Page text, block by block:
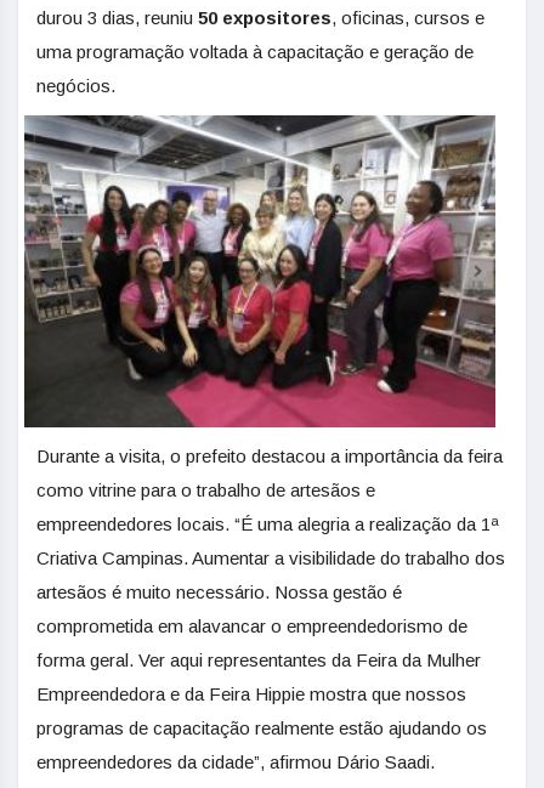
durou 3 dias, reuniu 50 expositores, oficinas, cursos e
uma programação voltada à capacitação e geração de
negócios.
Durante a visita, o prefeito destacou a importância da feira
como vitrine para o trabalho de artesãos e
empreendedores locais. “É uma alegria a realização da 1ª
Criativa Campinas. Aumentar a visibilidade do trabalho dos
artesãos é muito necessário. Nossa gestão é
comprometida em alavancar o empreendedorismo de
forma geral. Ver aqui representantes da Feira da Mulher
Empreendedora e da Feira Hippie mostra que nossos
programas de capacitação realmente estão ajudando os
empreendedores da cidade”, afirmou Dário Saadi.